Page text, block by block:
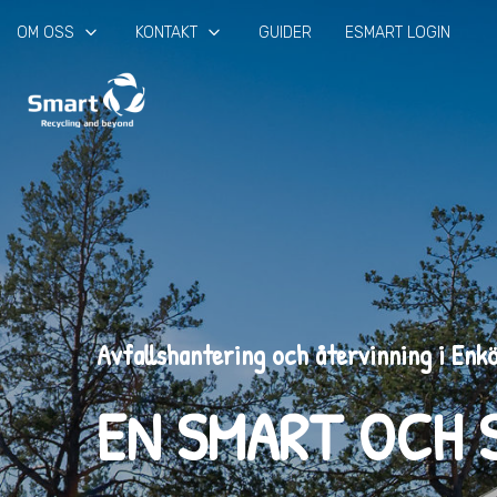
OM OSS keyboard_arrow_down KONTAKT keyboard_arrow_down GUIDER ESMART LOGIN
Avfallshantering och återvinning i
EN SMART OCH